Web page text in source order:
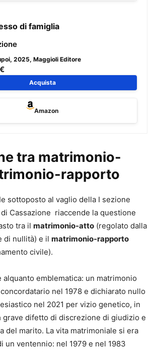
di famiglia
di famiglia ad opera della c.d.
persone e le relazioni familiari, in
di crisi matrimoniali e genitoriali.
agli avvocati e a tutti gli operatori del
completo e operativo per orientarsi
fasi esecutive, l’opera analizza in modo
ogni passaggio del processo di
riferimenti normativi, orientamenti
indicazioni di prassi, senza perdere di
espressioni della dottrina.
dai presupposti del processo
per giungere sino al
all’esecuzione dei provvedimenti
nell’esperienza pratica). Notevole
ai profili difensivi, al contenuto
processuali, con
delle criticità operative emerse dopo la
per chi, nella pratica quotidiana, cerca
, 2025, Maggioli Editore
Acquista
Amazon
tra matrimonio-
rapporto
sottoposto al vaglio della I sezione
Cassazione riaccende la questione
tra il matrimonio-atto (regolato dalla
di nullità) e il matrimonio-rapporto
civile).
alquanto emblematica: un matrimonio
nel 1978 e dichiarato nullo
nel 2021 per vizio genetico, in
grave difetto di discrezione di giudizio e
del marito. La vita matrimoniale si era
un ventennio: nel 1979 e nel 1983